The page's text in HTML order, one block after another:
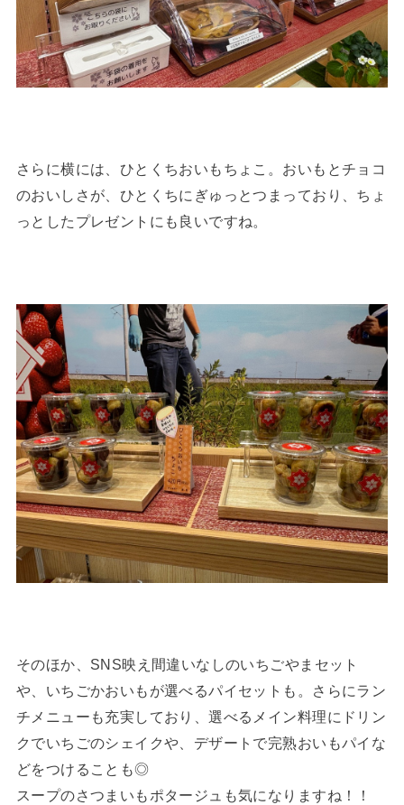
さらに横には、ひとくちおいもちょこ。おいもとチョコ
のおいしさが、ひとくちにぎゅっとつまっており、ちょ
っとしたプレゼントにも良いですね。
そのほか、SNS映え間違いなしのいちごやまセット
や、いちごかおいもが選べるパイセットも。さらにラン
チメニューも充実しており、選べるメイン料理にドリン
クでいちごのシェイクや、デザートで完熟おいもパイな
どをつけることも◎
スープのさつまいもポタージュも気になりますね！！